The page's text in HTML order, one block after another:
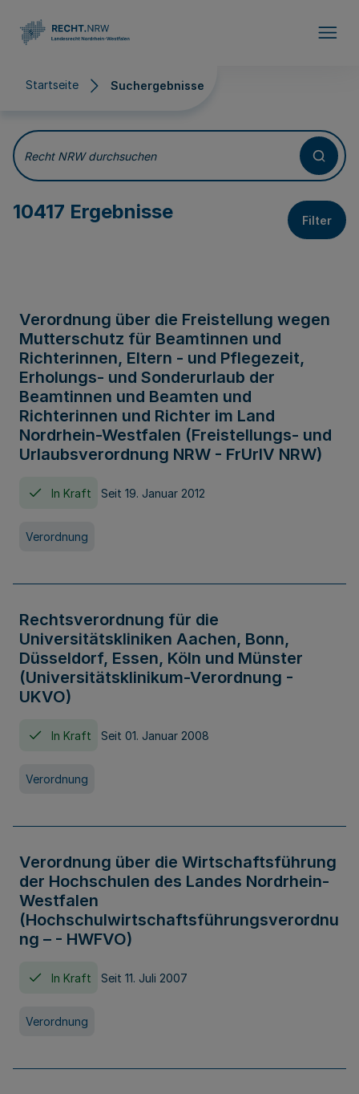
Startseite Suchergebnisse
Suchergebnisse
Recht NRW durchsuchen
10417 Ergebnisse Filter
Verordnung über die Freistellung wegen
Mutterschutz für Beamtinnen und
Richterinnen, Eltern - und Pflegezeit,
Erholungs- und Sonderurlaub der
Beamtinnen und Beamten und
Richterinnen und Richter im Land
Nordrhein-Westfalen (Freistellungs- und
Urlaubsverordnung NRW - FrUrlV NRW)
In Kraft Seit 19. Januar 2012
Verordnung
Rechtsverordnung für die
Universitätskliniken Aachen, Bonn,
Düsseldorf, Essen, Köln und Münster
(Universitätsklinikum-Verordnung -
UKVO)
In Kraft Seit 01. Januar 2008
Verordnung
Verordnung über die Wirtschaftsführung
der Hochschulen des Landes Nordrhein-
Westfalen
(Hochschulwirtschaftsführungsverordnu
ng – - HWFVO)
In Kraft Seit 11. Juli 2007
Verordnung